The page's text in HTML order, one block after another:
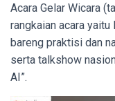
Acara Gelar Wicara
rangkaian acara
bareng praktisi dan
serta talkshow
AI”.